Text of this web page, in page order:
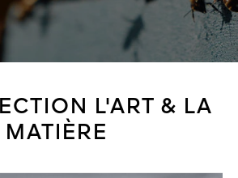
L'ART & LA
MATIÈRE